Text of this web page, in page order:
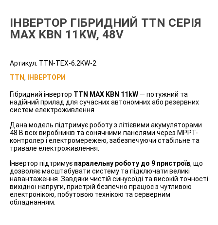
ІНВЕРТОР ГІБРИДНИЙ TTN СЕРІЯ
MAX KBN 11KW, 48V
Артикул: TTN-TEX-6.2KW-2
TTN, ІНВЕРТОРИ
Гібридний інвертор TTN MAX KBN 11kW — потужний та
надійний прилад для сучасних автономних або резервних
систем електроживлення.
Дана модель підтримує роботу з літієвими акумуляторами
48 В всіх виробників та сонячними панелями через MPPT-
контролер і електромережею, забезпечуючи стабільне та
тривале електроживлення.
Інвертор підтримує паралельну роботу до 9 пристроїв, що
дозволяє масштабувати систему та підключати великі
навантаження. Завдяки чистій синусоїді та високій точності
вихідної напруги, пристрій безпечно працює з чутливою
електронікою, побутовою технікою та серверним
обладнанням.